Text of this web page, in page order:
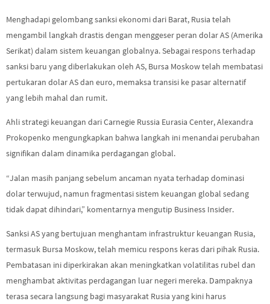
Menghadapi gelombang sanksi ekonomi dari Barat, Rusia telah
mengambil langkah drastis dengan menggeser peran dolar AS (Amerika
Serikat) dalam sistem keuangan globalnya. Sebagai respons terhadap
sanksi baru yang diberlakukan oleh AS, Bursa Moskow telah membatasi
pertukaran dolar AS dan euro, memaksa transisi ke pasar alternatif
yang lebih mahal dan rumit.
Ahli strategi keuangan dari Carnegie Russia Eurasia Center, Alexandra
Prokopenko mengungkapkan bahwa langkah ini menandai perubahan
signifikan dalam dinamika perdagangan global.
“Jalan masih panjang sebelum ancaman nyata terhadap dominasi
dolar terwujud, namun fragmentasi sistem keuangan global sedang
tidak dapat dihindari,” komentarnya mengutip Business Insider.
Sanksi AS yang bertujuan menghantam infrastruktur keuangan Rusia,
termasuk Bursa Moskow, telah memicu respons keras dari pihak Rusia.
Pembatasan ini diperkirakan akan meningkatkan volatilitas rubel dan
menghambat aktivitas perdagangan luar negeri mereka. Dampaknya
terasa secara langsung bagi masyarakat Rusia yang kini harus